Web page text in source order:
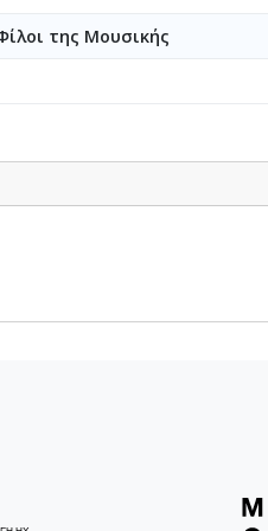
20]
[1948-12-24-1949-01-10]
της Μουσικής